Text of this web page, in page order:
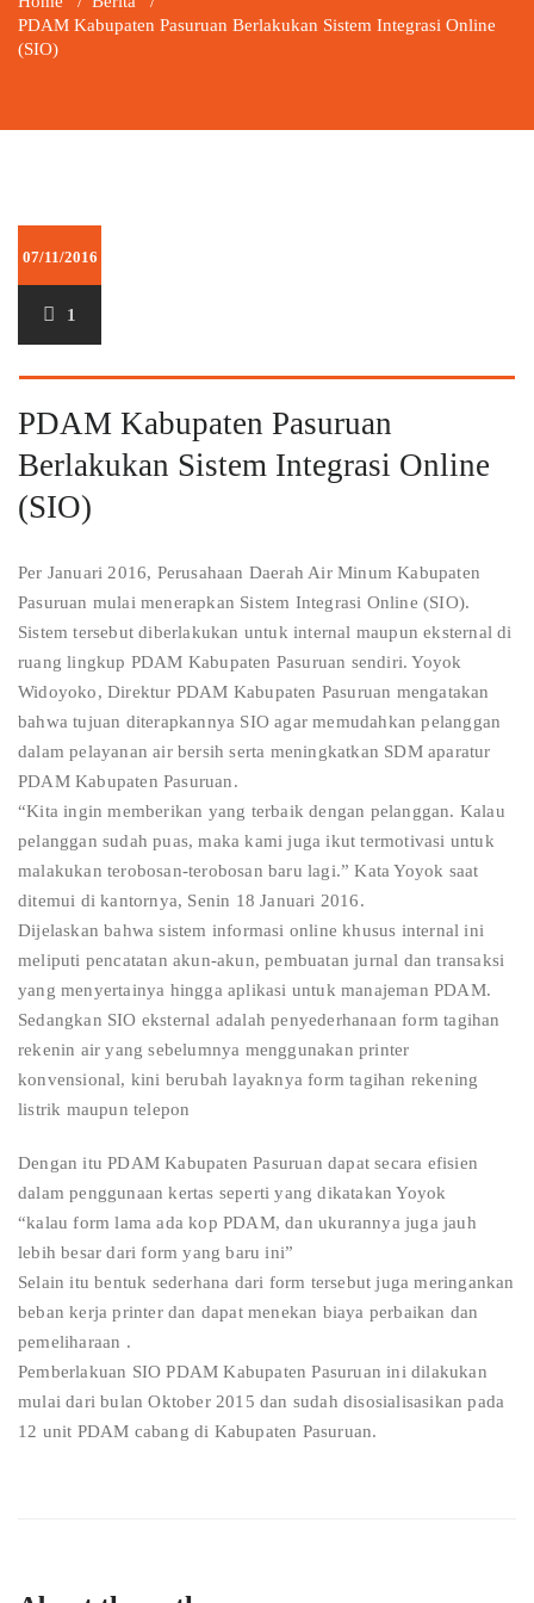
PDAM Kabupaten Pasuruan Berlakukan Sistem Integrasi Online
(SIO)
07/11/2016
1
PDAM Kabupaten Pasuruan
Berlakukan Sistem Integrasi Online
(SIO)
Per Januari 2016, Perusahaan Daerah Air Minum Kabupaten
Pasuruan mulai menerapkan Sistem Integrasi Online (SIO).
Sistem tersebut diberlakukan untuk internal maupun eksternal di
ruang lingkup PDAM Kabupaten Pasuruan sendiri. Yoyok
Widoyoko, Direktur PDAM Kabupaten Pasuruan mengatakan
bahwa tujuan diterapkannya SIO agar memudahkan pelanggan
dalam pelayanan air bersih serta meningkatkan SDM aparatur
PDAM Kabupaten Pasuruan.
“Kita ingin memberikan yang terbaik dengan pelanggan. Kalau
pelanggan sudah puas, maka kami juga ikut termotivasi untuk
malakukan terobosan-terobosan baru lagi.” Kata Yoyok saat
ditemui di kantornya, Senin 18 Januari 2016.
Dijelaskan bahwa sistem informasi online khusus internal ini
meliputi pencatatan akun-akun, pembuatan jurnal dan transaksi
yang menyertainya hingga aplikasi untuk manajeman PDAM.
Sedangkan SIO eksternal adalah penyederhanaan form tagihan
rekenin air yang sebelumnya menggunakan printer
konvensional, kini berubah layaknya form tagihan rekening
listrik maupun telepon
Dengan itu PDAM Kabupaten Pasuruan dapat secara efisien
dalam penggunaan kertas seperti yang dikatakan Yoyok
“kalau form lama ada kop PDAM, dan ukurannya juga jauh
lebih besar dari form yang baru ini”
Selain itu bentuk sederhana dari form tersebut juga meringankan
beban kerja printer dan dapat menekan biaya perbaikan dan
pemeliharaan .
Pemberlakuan SIO PDAM Kabupaten Pasuruan ini dilakukan
mulai dari bulan Oktober 2015 dan sudah disosialisasikan pada
12 unit PDAM cabang di Kabupaten Pasuruan.